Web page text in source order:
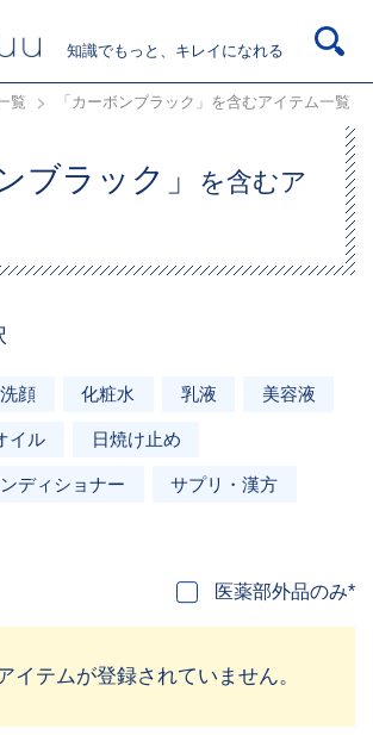
知識でもっと、キレイになれる
覧 「カーボンブラック」を含むアイテム一覧
ブラック」
を含むア
顔 化粧水 乳液 美容液
イル 日焼け止め
ディショナー サプリ・漢方
医薬部外品のみ*
イテムが登録されていません。